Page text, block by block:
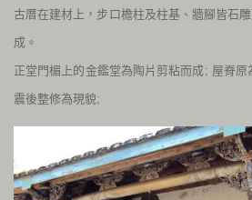
古厝在建材上，步口檐柱及柱基、 牆腳皆石
成。
正堂門楣上的金鑑堂為陶片剪粘而成; 屋脊
震後整修為現貌;